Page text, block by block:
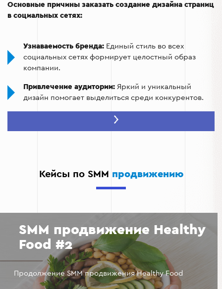
Иллюстрации и графики:Визуальные материалы,
которые дополняют текстовый контент.
Основные причины заказать создание дизайна страниц
в социальных сетях:
Узнаваемость бренда: Единый стиль во всех
социальных сетях формирует целостный образ
компании.
Привлечение аудитории: Яркий и уникальный
дизайн помогает выделиться среди конкурентов.
Визуально
демонстрирует серьезный подход к бизнесу.
Оптимизация времени:Благодаря готовым
Кейсы по SMM продвижению
SMM продвижение Healthy
Food #2
Продолжение SMM продвижения Healthy Food